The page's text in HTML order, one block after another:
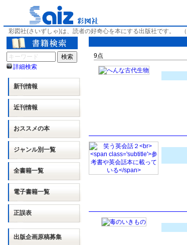
彩図社(さいずしゃ)は、読者の好奇心を本にする出版社です。
（
詳細検索
新刊情報
近刊情報
おススメの本
ジャンル別一覧
全書籍一覧
電子書籍一覧
正誤表
出版企画原稿募集
9点